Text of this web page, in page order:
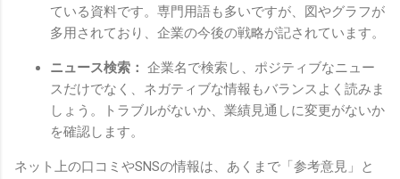
ている資料です。専門用語も多いですが、図やグラフが
多用されており、企業の今後の戦略が記されています。
ニュース検索： 企業名で検索し、ポジティブなニュー
スだけでなく、ネガティブな情報もバランスよく読みま
しょう。トラブルがないか、業績見通しに変更がないか
を確認します。
ネット上の口コミやSNSの情報は、あくまで「参考意見」と